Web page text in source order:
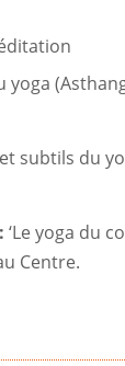
subtils du
‘Le yoga du
Centre.